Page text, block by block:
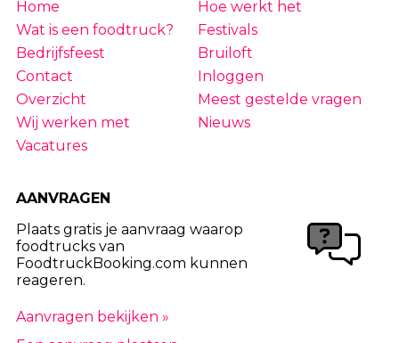
Home
Hoe werkt het
Wat is een foodtruck?
Festivals
Bedrijfsfeest
Bruiloft
Contact
Inloggen
Overzicht
Meest gestelde vragen
Wij werken met
Nieuws
Vacatures
AANVRAGEN
Plaats gratis je aanvraag waarop
foodtrucks van
FoodtruckBooking.com kunnen
reageren.
Aanvragen bekijken »